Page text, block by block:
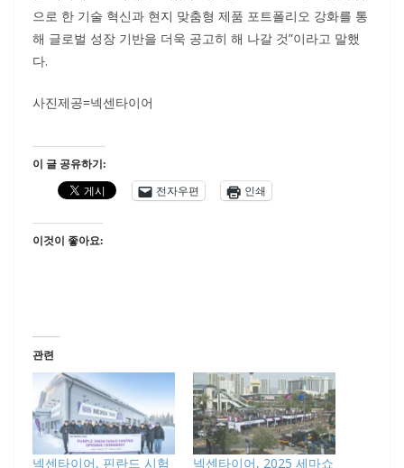
으로 한 기술 혁신과 현지 맞춤형 제품 포트폴리오 강화를 통
해 글로벌 성장 기반을 더욱 공고히 해 나갈 것”이라고 말했
다.
사진제공=넥센타이어
이 글 공유하기:
전자우편
인쇄
이것이 좋아요:
관련
넥센타이어, 핀란드 시험 넥센타이어, 2025 세마쇼